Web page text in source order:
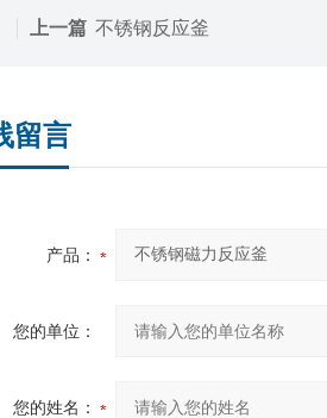
上一篇 不锈钢反应釜
留言
产品：
您的单位：
您的姓名：